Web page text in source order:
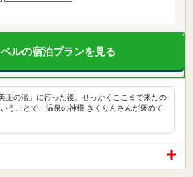
ルの宿泊プランを見る
玉の湯」に行った後、せっかくここまで来たの
うことで、温泉の神様 きくりんさんが褒めて